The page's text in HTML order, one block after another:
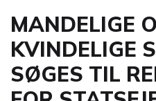
MANDELIGE
KVINDELIGE
SØGES TIL